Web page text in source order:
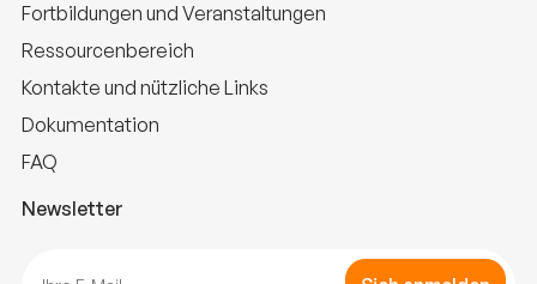
Fortbildungen und Veranstaltungen
Ressourcenbereich
Kontakte und nützliche Links
Dokumentation
FAQ
Newsletter